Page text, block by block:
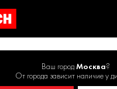
Ваш городМосква?
От города зависит наличие у